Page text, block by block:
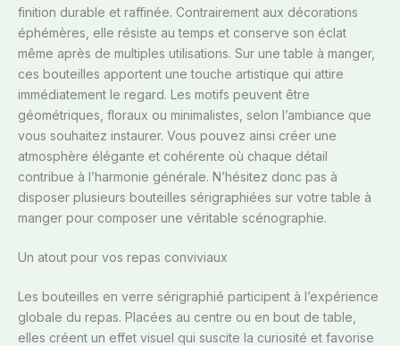
finition durable et raffinée. Contrairement aux décorations
éphémères, elle résiste au temps et conserve son éclat
même après de multiples utilisations. Sur une table à manger,
ces bouteilles apportent une touche artistique qui attire
immédiatement le regard. Les motifs peuvent être
géométriques, floraux ou minimalistes, selon l’ambiance que
vous souhaitez instaurer. Vous pouvez ainsi créer une
atmosphère élégante et cohérente où chaque détail
contribue à l’harmonie générale. N’hésitez donc pas à
disposer plusieurs bouteilles sérigraphiées sur votre table à
manger pour composer une véritable scénographie.
Un atout pour vos repas conviviaux
Les bouteilles en verre sérigraphié participent à l’expérience
globale du repas. Placées au centre ou en bout de table,
elles créent un effet visuel qui suscite la curiosité et favorise